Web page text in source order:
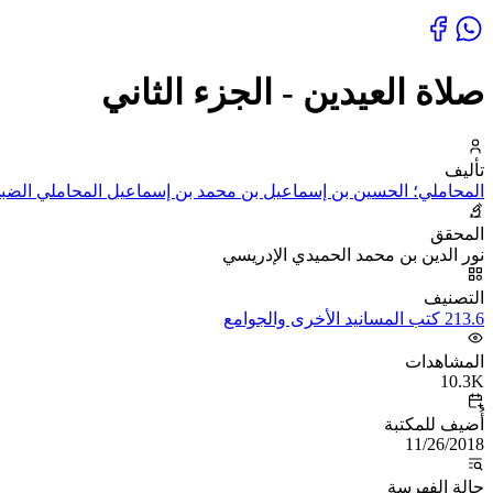
صلاة العيدين - الجزء الثاني
تأليف
المحاملي؛ الحسين بن إسماعيل بن محمد بن إسماعيل المحاملي
المحقق
نور الدين بن محمد الحميدي الإدريسي
التصنيف
213.6 كتب المسانيد الأخرى والجوامع
المشاهدات
10.3K
أُضيف للمكتبة
11/26/2018
حالة الفهرسة